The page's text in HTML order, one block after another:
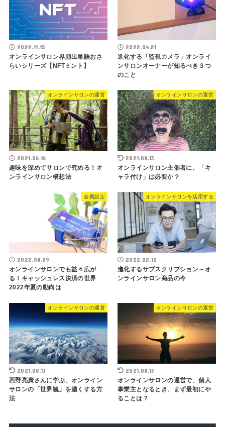
2022.11.15
オンラインサロン界頻出単語おさ
らいシリーズ【NFTミント】
2022.04.21
進化する「監視カメラ」オンライ
ンサロンオーナーが知るべき３つ
のこと
オンラインサロンの運営
2021.06.16
趣味を深めてサロンで究める！オ
ンラインサロン構想法
オンラインサロンの運営
2021.08.13
オンラインサロン主催者に、「キ
ャラ付け」は必要か？
会費設定
2022.08.09
オンラインサロンでも益々広が
る！キャッシュレス決済の世界
2022年夏の動向は
オンラインサロンを活用する
2022.02.12
進化するサブスクリプション～オ
ンラインサロン商品の今
オンラインサロンの運営
2021.08.13
西野亮廣さんに学ぶ、オンライン
サロンの「世界観」を濃くする方
法
オンラインサロンの運営
2021.08.13
オンラインサロンの運営で、個人
事業主となるとき、まず最初にや
ることは？